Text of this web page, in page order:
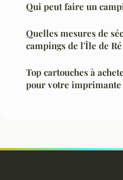
Qui peut faire un
Quelles mesures de
campings de l'Île de Ré
Top cartouches à
pour votre imprimante